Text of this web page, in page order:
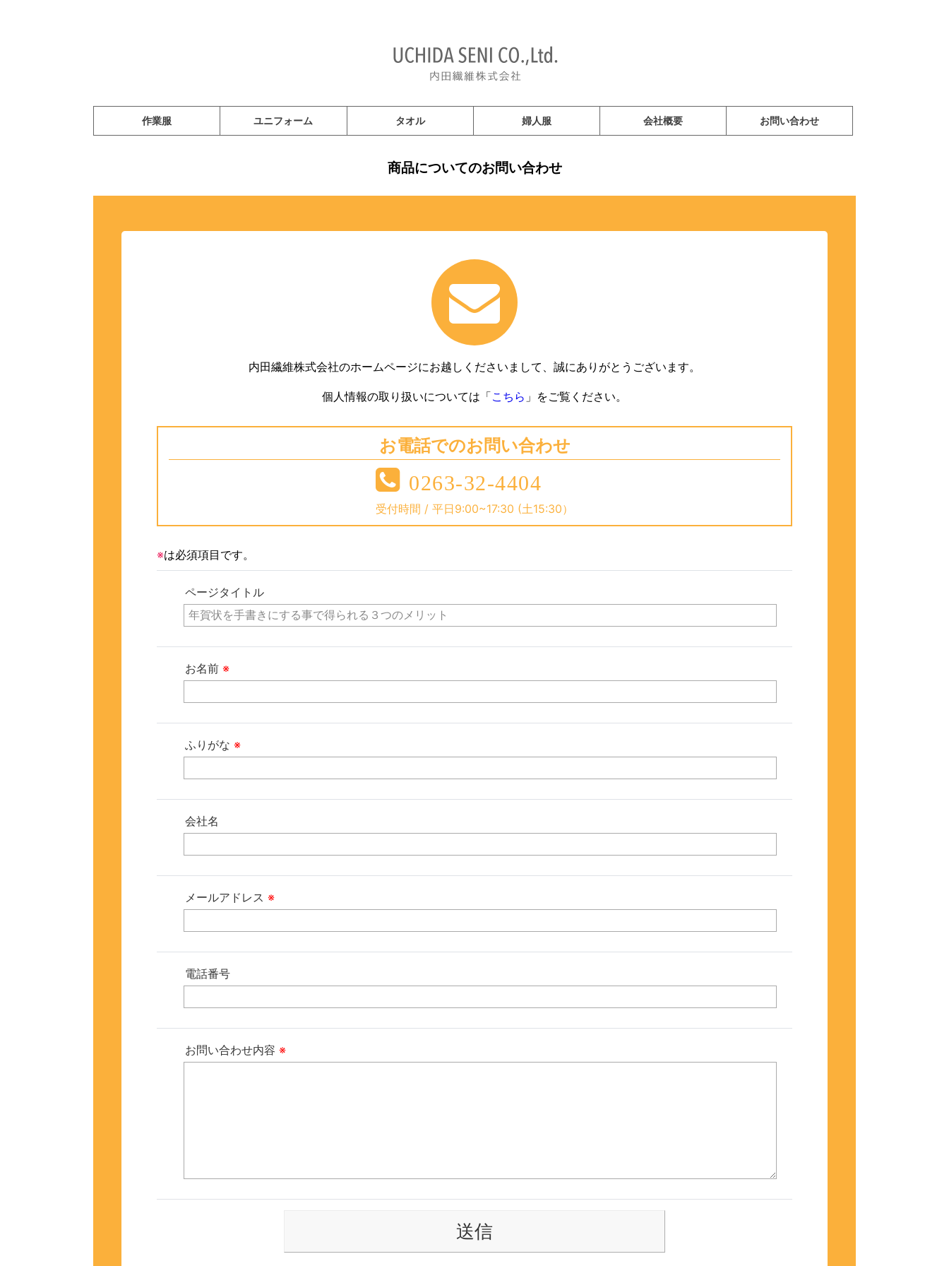
作業服 ユニフォーム タオル 婦人服 会社概要 お問い合わせ
商品についてのお問い合わせ
内田繊維株式会社のホームページにお越しくださいまして、誠にありがとうございます。
個人情報の取り扱いについては「こちら 」をご覧ください。
お電話でのお問い合わせ
0263-32-4404
受付時間 / 平日9:00~17:30 (土15:30）
※は必須項目です。
ページタイトル
お名前 ※
ふりがな ※
会社名
メールアドレス ※
電話番号
お問い合わせ内容 ※